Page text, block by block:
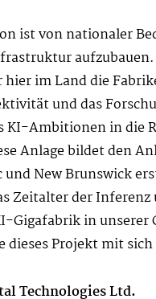
ist von nationaler
im Land die
und das
KI-Ambitionen in die
Anlage bildet den
und New Brunswick
Zeitalter der Inferenz
Gigafabrik in
dieses Projekt mit
Technologies Ltd.